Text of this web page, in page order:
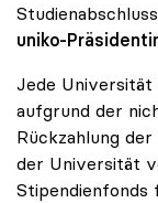
uniko-
Jede Universität
aufgrund der
Rückzahlung
der Universität